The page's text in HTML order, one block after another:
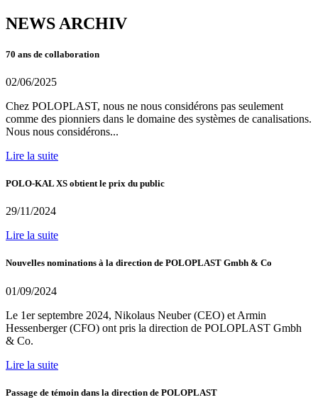
NEWS ARCHIV
70 ans de collaboration
02/06/2025
Chez POLOPLAST, nous ne nous considérons pas seulement
comme des pionniers dans le domaine des systèmes de canalisations.
Nous nous considérons...
Lire la suite
POLO-KAL XS obtient le prix du public
29/11/2024
Lire la suite
Nouvelles nominations à la direction de POLOPLAST Gmbh & Co
01/09/2024
Le 1er septembre 2024, Nikolaus Neuber (CEO) et Armin
Hessenberger (CFO) ont pris la direction de POLOPLAST Gmbh
& Co.
Lire la suite
Passage de témoin dans la direction de POLOPLAST